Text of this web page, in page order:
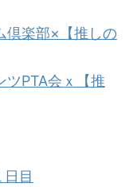
倶楽部×【推しの
ツPTA会ｘ【推
目